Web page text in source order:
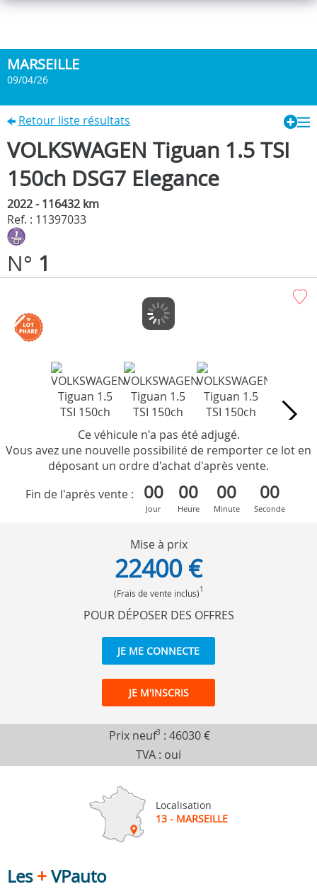
MARSEILLE
09/04/26
Retour liste résultats
VOLKSWAGEN Tiguan 1.5 TSI
150ch DSG7 Elegance
2022 - 116432 km
Ref. : 11397033
N° 1
Ce véhicule n'a pas été adjugé.
Vous avez une nouvelle possibilité de remporter ce lot en
déposant un ordre d'achat d'après vente.
Fin de l'après vente :
00
Jour
00
Heure
00
Minute
00
Seconde
Mise à prix
22400 €
(Frais de vente inclus)1
POUR DÉPOSER DES OFFRES
JE ME CONNECTE
JE M'INSCRIS
Prix neuf3 : 46030 €
TVA : oui
Localisation
13 - MARSEILLE
Les+VPauto